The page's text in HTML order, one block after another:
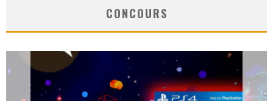
CONCOURS